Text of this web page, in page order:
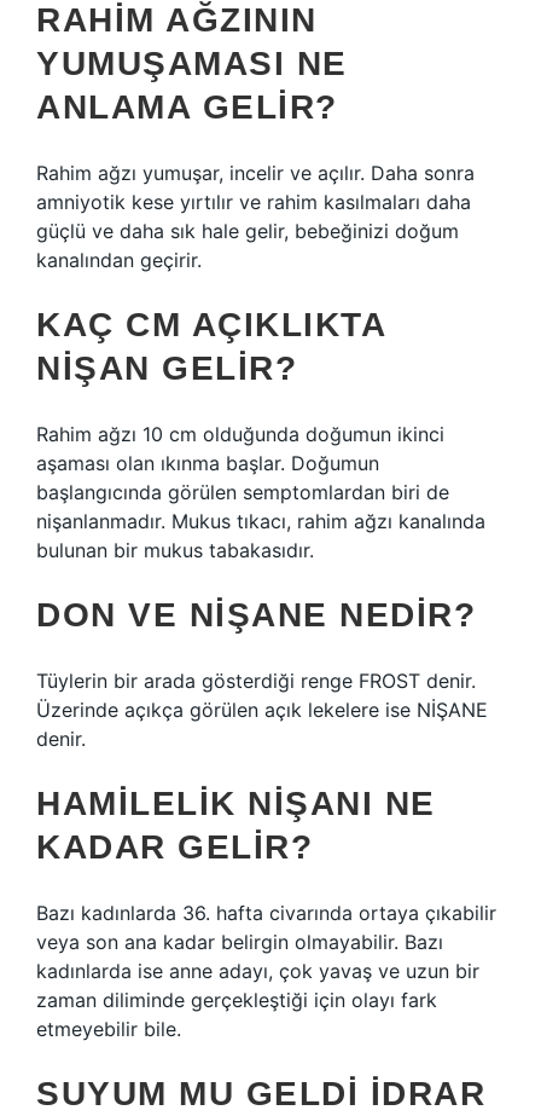
RAHIM AĞZININ
YUMUŞAMASI NE
ANLAMA GELIR?
Rahim ağzı yumuşar, incelir ve açılır. Daha sonra
amniyotik kese yırtılır ve rahim kasılmaları daha
güçlü ve daha sık hale gelir, bebeğinizi doğum
kanalından geçirir.
KAÇ CM AÇIKLIKTA
NIŞAN GELIR?
Rahim ağzı 10 cm olduğunda doğumun ikinci
aşaması olan ıkınma başlar. Doğumun
başlangıcında görülen semptomlardan biri de
nişanlanmadır. Mukus tıkacı, rahim ağzı kanalında
bulunan bir mukus tabakasıdır.
DON VE NIŞANE NEDIR?
Tüylerin bir arada gösterdiği renge FROST denir.
Üzerinde açıkça görülen açık lekelere ise NİŞANE
denir.
HAMILELIK NIŞANI NE
KADAR GELIR?
Bazı kadınlarda 36. hafta civarında ortaya çıkabilir
veya son ana kadar belirgin olmayabilir. Bazı
kadınlarda ise anne adayı, çok yavaş ve uzun bir
zaman diliminde gerçekleştiği için olayı fark
etmeyebilir bile.
SUYUM MU GELDI IDRAR